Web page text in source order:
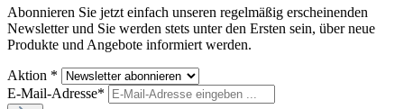
Abonnieren Sie jetzt einfach unseren regelmäßig erscheinenden
Newsletter und Sie werden stets unter den Ersten sein, über neue
Produkte und Angebote informiert werden.
Aktion *
E-Mail-Adresse*